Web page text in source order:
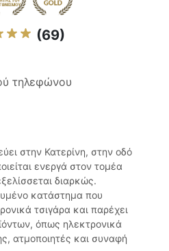
(69)
τηλεφώνου
στην Κατερίνη, στην οδό
ενεργά στον τομέα
διαρκώς.
κατάστημα που
τσιγάρα και παρέχει
όπως ηλεκτρονικά
ατμοποιητές και συναφή